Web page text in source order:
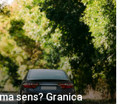
sens? Granica